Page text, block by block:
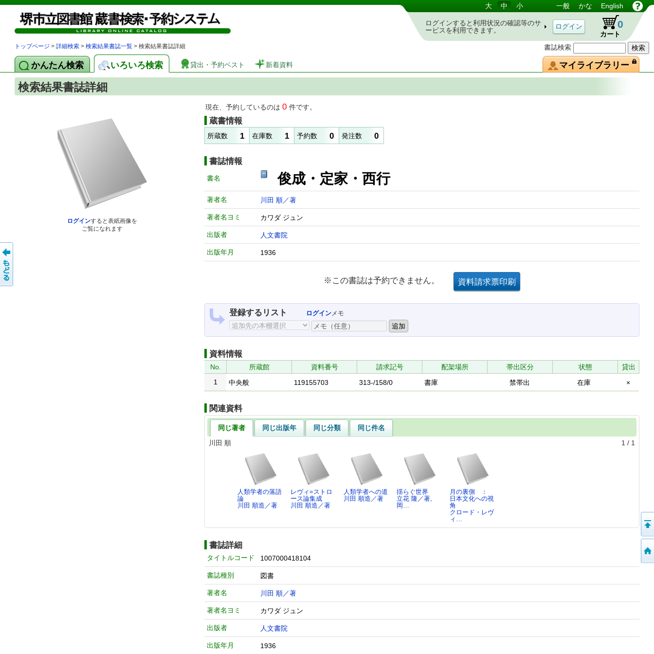
図書館 蔵書検索・予約システム
書誌検索
大 中 小 一般 かな English
ログインすると利用状況の確認等のサ
ービスを利用できます。
カート
0
トップページ > 詳細検索 > 検索結果書誌一覧 > 検索結果書誌詳細
かんたん検索 いろいろ検索 貸出・予約ベスト 新着資料 マイライブラリー
検索結果書誌詳細
ログインすると表紙画像を
ご覧になれます
現在、予約しているのは 0 件です。
蔵書情報
所蔵数 1 在庫数 1 予約数 0 発注数 0
書誌情報
書名 俊成・定家・西行
著者名 川田 順／著
著者名ヨミ カワダ ジュン
出版者 人文書院
出版年月 1936
※この書誌は予約できません。
登録するリスト ログインメモ
資料情報
No. 所蔵館 資料番号 請求記号 配架場所 帯出区分 状態
貸出
1
中央般 119155703 313-/158/0 書庫 禁帯出 在庫 ×
関連資料
同じ著者 同じ出版年 同じ分類
同じ件名
川田 順
1 / 1
人類学者の落語
論
川田 順造／著
レヴィ=ストロ
ース論集成
川田 順造／著
人類学者への道
川田 順造／著
揺らぐ世界
立花 隆／著,
岡…
月の裏側 ：
日本文化への視
角
クロード・レヴ
ィ…
書誌詳細
タイトルコード 1007000418104
書誌種別 図書
著者名 川田 順／著
著者名ヨミ カワダ ジュン
出版者 人文書院
出版年月 1936